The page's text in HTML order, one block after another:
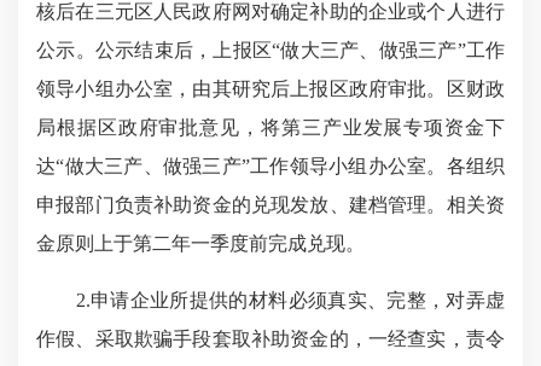
核后在三元区人民政府网对确定补助的企业或个人进行
公示。公示结束后，上报区“做大三产、做强三产”工作
领导小组办公室，由其研究后上报区政府审批。区财政
局根据区政府审批意见，将第三产业发展专项资金下
达“做大三产、做强三产”工作领导小组办公室。各组织
申报部门负责补助资金的兑现发放、建档管理。相关资
金原则上于第二年一季度前完成兑现。
2.申请企业所提供的材料必须真实、完整，对弄虚
作假、采取欺骗手段套取补助资金的，一经查实，责令